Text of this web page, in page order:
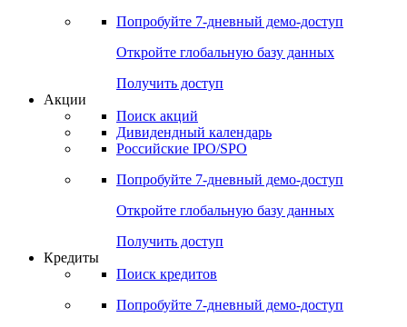
Попробуйте 7-дневный демо-доступ
Откройте глобальную базу данных
Получить доступ
Акции
Поиск акций
Дивидендный календарь
Российские IPO/SPO
Попробуйте 7-дневный демо-доступ
Откройте глобальную базу данных
Получить доступ
Кредиты
Поиск кредитов
Попробуйте 7-дневный демо-доступ